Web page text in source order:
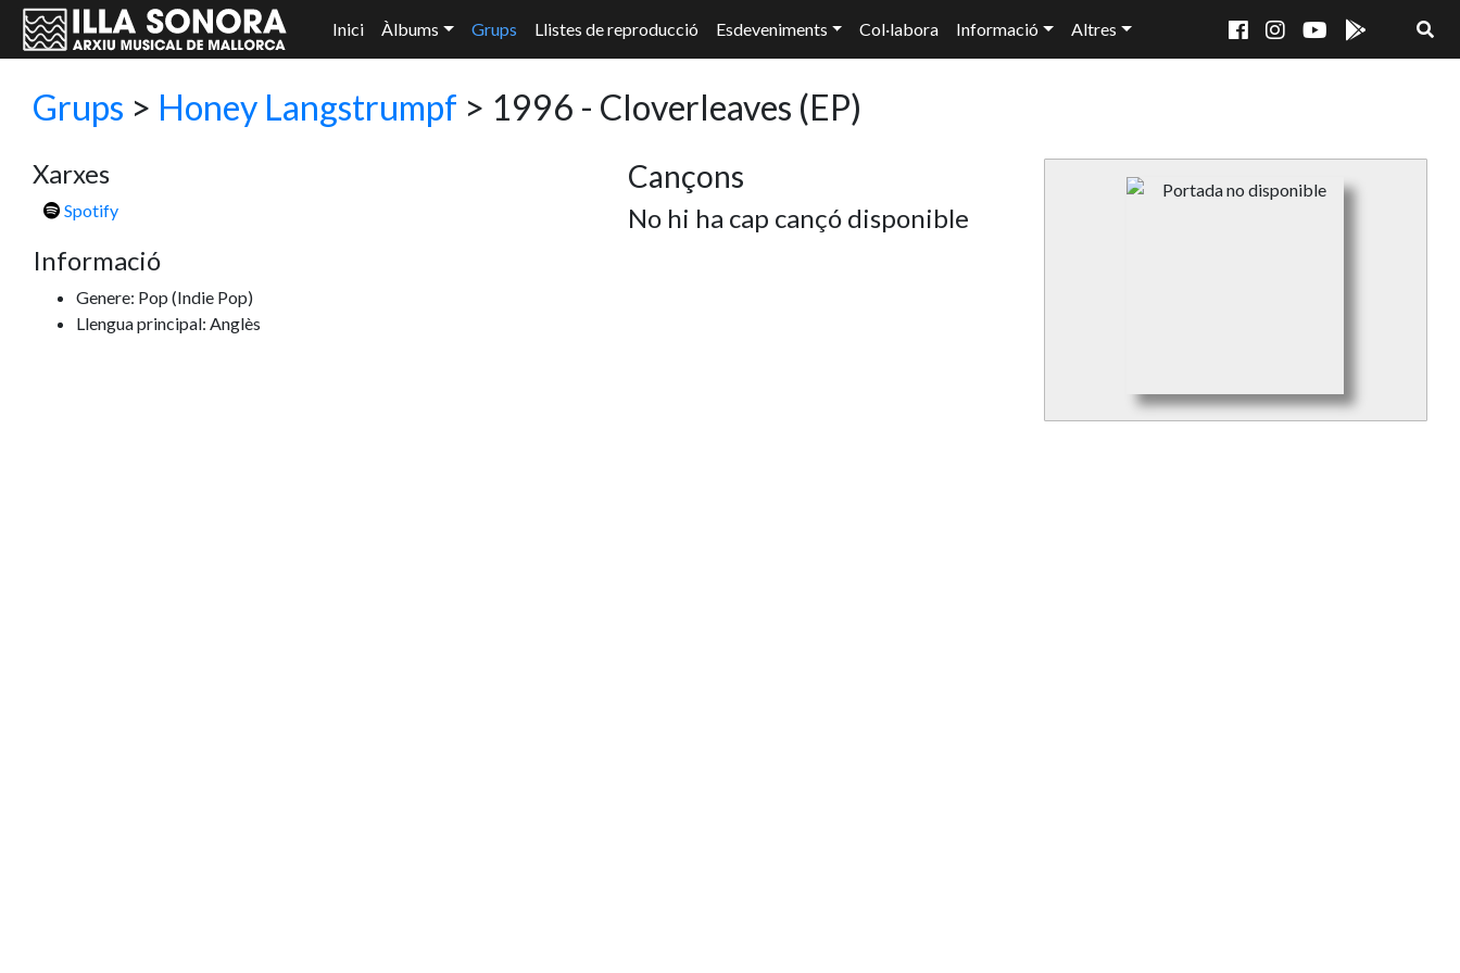
Inici Àlbums Grups Llistes de reproducció Esdeveniments Col·labora Informació Altres
Grups > Honey Langstrumpf > 1996 - Cloverleaves (EP)
Xarxes
Spotify
Informació
Genere: Pop (Indie Pop)
Llengua principal: Anglès
Cançons
No hi ha cap cançó disponible